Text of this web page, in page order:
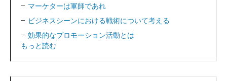
マーケターは軍師であれ
ビジネスシーンにおける戦術について考える
効果的なプロモーション活動とは
もっと読む